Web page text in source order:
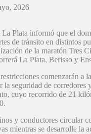
2026
Plata informó que el
de tránsito en distintos
de la maratón Tres
La Plata, Berisso y
comenzarán a
la seguridad de corredores
cuyo recorrido de 21
y conductores circular
mientras se desarrolle la